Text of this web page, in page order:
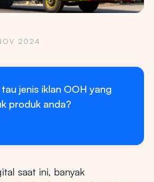
2024
jenis iklan OOH yang
produk anda?
saat ini, banyak